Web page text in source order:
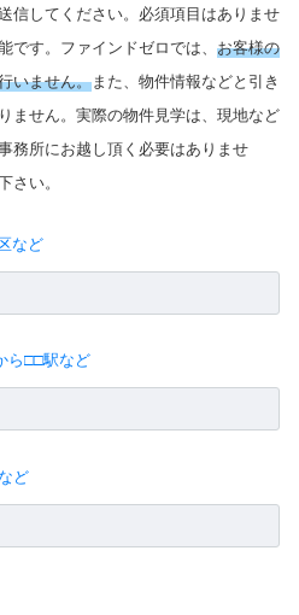
信してください。必須項目はありませ
す。ファインドゼロでは、 お客様の
いません。また、物件情報などと引き
ません。実際の物件見学は、現地など
務所にお越し頂く必要はありませ
い。
など
□□駅など
ど